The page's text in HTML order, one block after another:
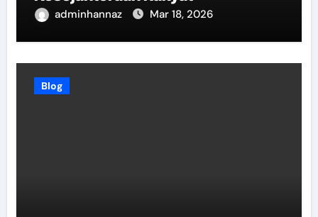
adminhannaz Mar 18, 2026
Blog